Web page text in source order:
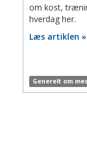
om kost,
hverdag her.
Læs artiklen »
Generelt om